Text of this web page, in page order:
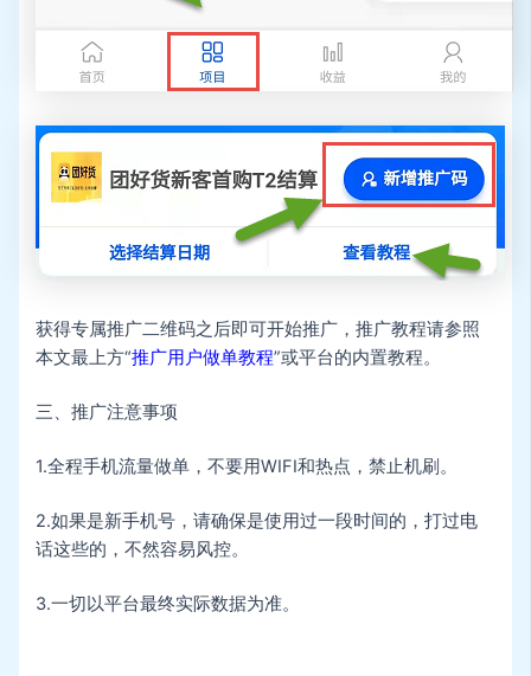
获得专属推广二维码之后即可开始推广，推广教程请参照
本文最上方“推广用户做单教程”或平台的内置教程。
三、推广注意事项
1.全程手机流量做单，不要用WIFI和热点，禁止机刷。
2.如果是新手机号，请确保是使用过一段时间的，打过电
话这些的，不然容易风控。
3.一切以平台最终实际数据为准。